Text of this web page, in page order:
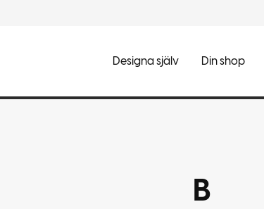
Designa själv Din shop
B